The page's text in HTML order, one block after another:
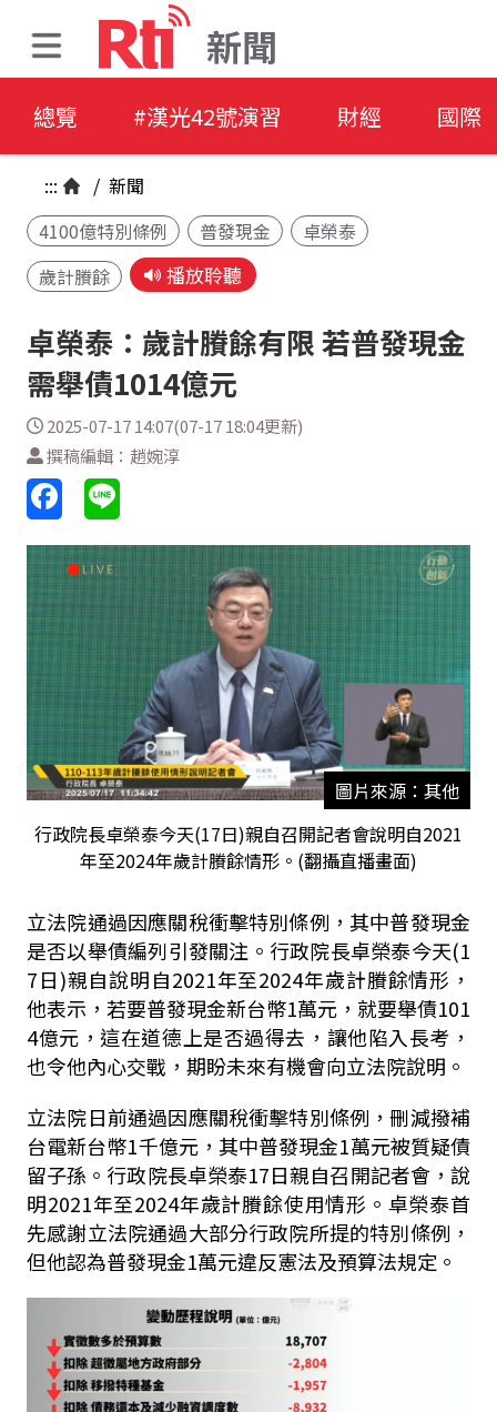
新聞
總覽 #漢光42號演習 財經 國際
::: / 新聞
4100億特別條例
普發現金
卓榮泰
歲計賸餘
播放聆聽
卓榮泰：歲計賸餘有限 若普發現金
需舉債1014億元
2025-07-17 14:07(07-17 18:04更新)
撰稿編輯：趙婉淳
圖片來源：其他
行政院長卓榮泰今天(17日)親自召開記者會說明自2021
年至2024年歲計賸餘情形。(翻攝直播畫面)
立法院通過因應關稅衝擊特別條例，其中普發現金
是否以舉債編列引發關注。行政院長卓榮泰今天(1
7日)親自說明自2021年至2024年歲計賸餘情形，
他表示，若要普發現金新台幣1萬元，就要舉債101
4億元，這在道德上是否過得去，讓他陷入長考，
也令他內心交戰，期盼未來有機會向立法院說明。
立法院日前通過因應關稅衝擊特別條例，刪減撥補
台電新台幣1千億元，其中普發現金1萬元被質疑債
留子孫。行政院長卓榮泰17日親自召開記者會，說
明2021年至2024年歲計賸餘使用情形。卓榮泰首
先感謝立法院通過大部分行政院所提的特別條例，
但他認為普發現金1萬元違反憲法及預算法規定。